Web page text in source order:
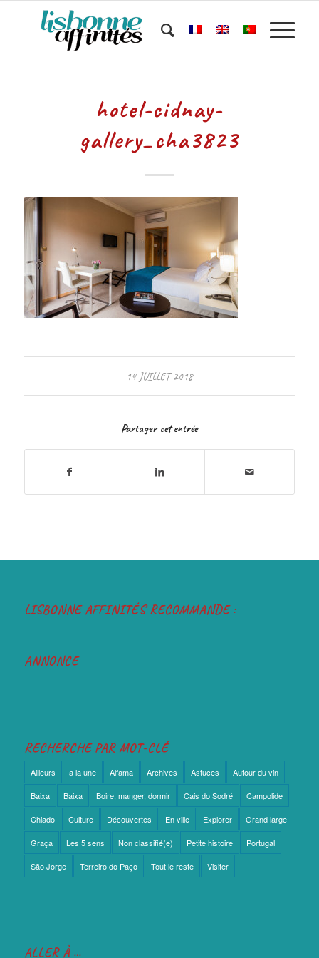
hotel-cidnay-
gallery_cha3823
14 JUILLET 2018
Partager cet entrée
LISBONNE AFFINITÉS RECOMMANDE :
ANNONCE
RECHERCHE PAR MOT-CLÉ
Ailleurs a la une Alfama Archives Astuces Autour du vin
Baixa Baixa Boire, manger, dormir Cais do Sodré Campolide
Chiado Culture Découvertes En ville Explorer Grand large
Graça Les 5 sens Non classifié(e) Petite histoire Portugal
São Jorge Terreiro do Paço Tout le reste Visiter
ALLER À …